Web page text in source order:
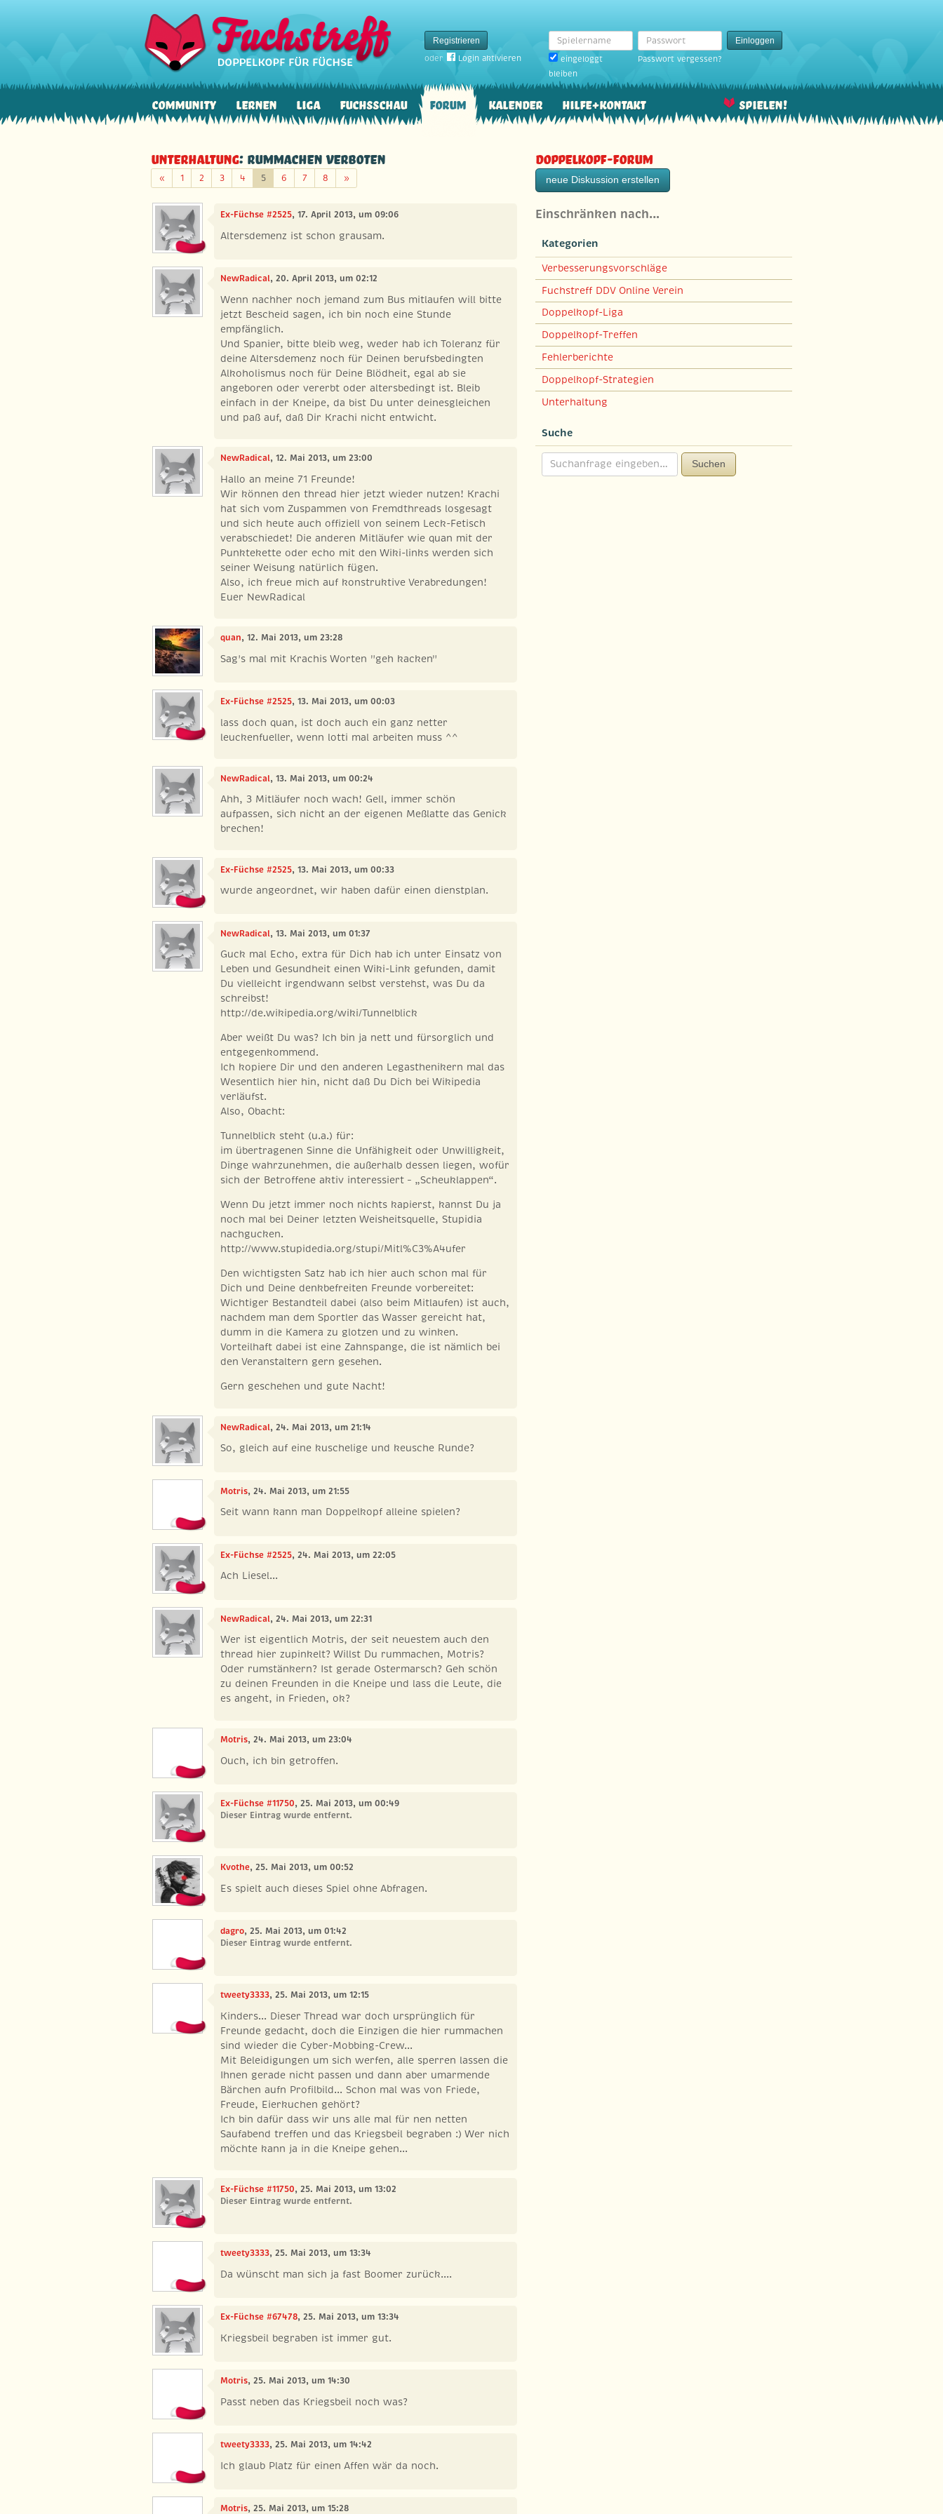
Registrieren
oder
Login aktivieren
Spielername
eingeloggt
bleiben
Passwort
Einloggen
Passwort vergessen?
Community Lernen Liga Fuchsschau Forum Kalender Hilfe+Kontakt Spielen!
Unterhaltung: Rummachen verboten
«Zurück
1 2 3 4 5 6 7 8 »Weiter
Ex-Füchse #2525, 17. April 2013, um 09:06
Altersdemenz ist schon grausam.
NewRadical, 20. April 2013, um 02:12
Wenn nachher noch jemand zum Bus mitlaufen will bitte
jetzt Bescheid sagen, ich bin noch eine Stunde
empfänglich.
Und Spanier, bitte bleib weg, weder hab ich Toleranz für
deine Altersdemenz noch für Deinen berufsbedingten
Alkoholismus noch für Deine Blödheit, egal ab sie
angeboren oder vererbt oder altersbedingt ist. Bleib
einfach in der Kneipe, da bist Du unter deinesgleichen
und paß auf, daß Dir Krachi nicht entwicht.
NewRadical, 12. Mai 2013, um 23:00
Hallo an meine 71 Freunde!
Wir können den thread hier jetzt wieder nutzen! Krachi
hat sich vom Zuspammen von Fremdthreads losgesagt
und sich heute auch offiziell von seinem Leck-Fetisch
verabschiedet! Die anderen Mitläufer wie quan mit der
Punktekette oder echo mit den Wiki-links werden sich
seiner Weisung natürlich fügen.
Also, ich freue mich auf konstruktive Verabredungen!
Euer NewRadical
quan, 12. Mai 2013, um 23:28
Sag's mal mit Krachis Worten "geh kacken"
Ex-Füchse #2525, 13. Mai 2013, um 00:03
lass doch quan, ist doch auch ein ganz netter
leuckenfueller, wenn lotti mal arbeiten muss ^^
NewRadical, 13. Mai 2013, um 00:24
Ahh, 3 Mitläufer noch wach! Gell, immer schön
aufpassen, sich nicht an der eigenen Meßlatte das Genick
brechen!
Ex-Füchse #2525, 13. Mai 2013, um 00:33
wurde angeordnet, wir haben dafür einen dienstplan.
NewRadical, 13. Mai 2013, um 01:37
Guck mal Echo, extra für Dich hab ich unter Einsatz von
Leben und Gesundheit einen Wiki-Link gefunden, damit
Du vielleicht irgendwann selbst verstehst, was Du da
schreibst!
http://de.wikipedia.org/wiki/Tunnelblick
Aber weißt Du was? Ich bin ja nett und fürsorglich und
entgegenkommend.
Ich kopiere Dir und den anderen Legasthenikern mal das
Wesentlich hier hin, nicht daß Du Dich bei Wikipedia
verläufst.
Also, Obacht:
Tunnelblick steht (u.a.) für:
im übertragenen Sinne die Unfähigkeit oder Unwilligkeit,
Dinge wahrzunehmen, die außerhalb dessen liegen, wofür
sich der Betroffene aktiv interessiert – „Scheuklappen“.
Wenn Du jetzt immer noch nichts kapierst, kannst Du ja
noch mal bei Deiner letzten Weisheitsquelle, Stupidia
nachgucken.
http://www.stupidedia.org/stupi/Mitl%C3%A4ufer
Den wichtigsten Satz hab ich hier auch schon mal für
Dich und Deine denkbefreiten Freunde vorbereitet:
Wichtiger Bestandteil dabei (also beim Mitlaufen) ist auch,
nachdem man dem Sportler das Wasser gereicht hat,
dumm in die Kamera zu glotzen und zu winken.
Vorteilhaft dabei ist eine Zahnspange, die ist nämlich bei
den Veranstaltern gern gesehen.
Gern geschehen und gute Nacht!
NewRadical, 24. Mai 2013, um 21:14
So, gleich auf eine kuschelige und keusche Runde?
Motris, 24. Mai 2013, um 21:55
Seit wann kann man Doppelkopf alleine spielen?
Ex-Füchse #2525, 24. Mai 2013, um 22:05
Ach Liesel...
NewRadical, 24. Mai 2013, um 22:31
Wer ist eigentlich Motris, der seit neuestem auch den
thread hier zupinkelt? Willst Du rummachen, Motris?
Oder rumstänkern? Ist gerade Ostermarsch? Geh schön
zu deinen Freunden in die Kneipe und lass die Leute, die
es angeht, in Frieden, ok?
Motris, 24. Mai 2013, um 23:04
Ouch, ich bin getroffen.
Ex-Füchse #11750, 25. Mai 2013, um 00:49
Dieser Eintrag wurde entfernt.
Kvothe, 25. Mai 2013, um 00:52
Es spielt auch dieses Spiel ohne Abfragen.
dagro, 25. Mai 2013, um 01:42
Dieser Eintrag wurde entfernt.
tweety3333, 25. Mai 2013, um 12:15
Kinders... Dieser Thread war doch ursprünglich für
Freunde gedacht, doch die Einzigen die hier rummachen
sind wieder die Cyber-Mobbing-Crew...
Mit Beleidigungen um sich werfen, alle sperren lassen die
Ihnen gerade nicht passen und dann aber umarmende
Bärchen aufn Profilbild... Schon mal was von Friede,
Freude, Eierkuchen gehört?
Ich bin dafür dass wir uns alle mal für nen netten
Saufabend treffen und das Kriegsbeil begraben :) Wer nich
möchte kann ja in die Kneipe gehen...
Ex-Füchse #11750, 25. Mai 2013, um 13:02
Dieser Eintrag wurde entfernt.
tweety3333, 25. Mai 2013, um 13:34
Da wünscht man sich ja fast Boomer zurück....
Ex-Füchse #67478, 25. Mai 2013, um 13:34
Kriegsbeil begraben ist immer gut.
Motris, 25. Mai 2013, um 14:30
Passt neben das Kriegsbeil noch was?
tweety3333, 25. Mai 2013, um 14:42
Ich glaub Platz für einen Affen wär da noch.
Motris, 25. Mai 2013, um 15:28
Doppelkopf-Forum
neue Diskussion erstellen
Einschränken nach…
Kategorien
Verbesserungsvorschläge
Fuchstreff DDV Online Verein
Doppelkopf-Liga
Doppelkopf-Treffen
Fehlerberichte
Doppelkopf-Strategien
Unterhaltung
Suche
Suchen